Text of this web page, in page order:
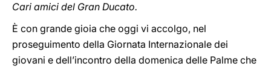
Cari amici del Gran Ducato.
È con grande gioia che oggi vi accolgo, nel
proseguimento della Giornata Internazionale dei
giovani e dell’incontro della domenica delle Palme che